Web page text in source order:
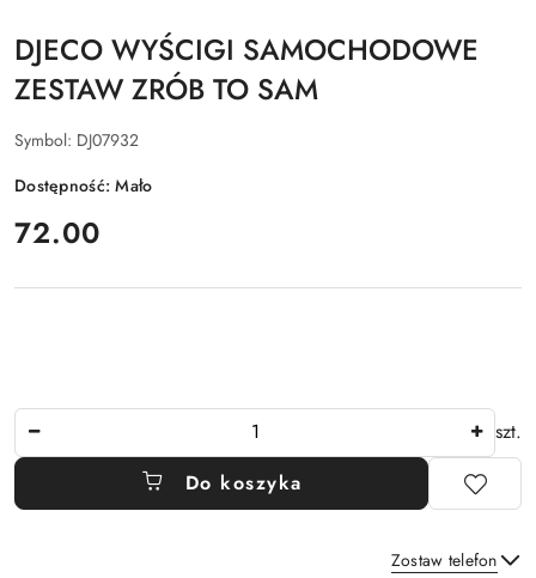
DJECO WYŚCIGI SAMOCHODOWE
ZESTAW ZRÓB TO SAM
Symbol: DJ07932
Dostępność:Mało
cena:
72.00
szt.
Do koszyka
Zostaw telefon